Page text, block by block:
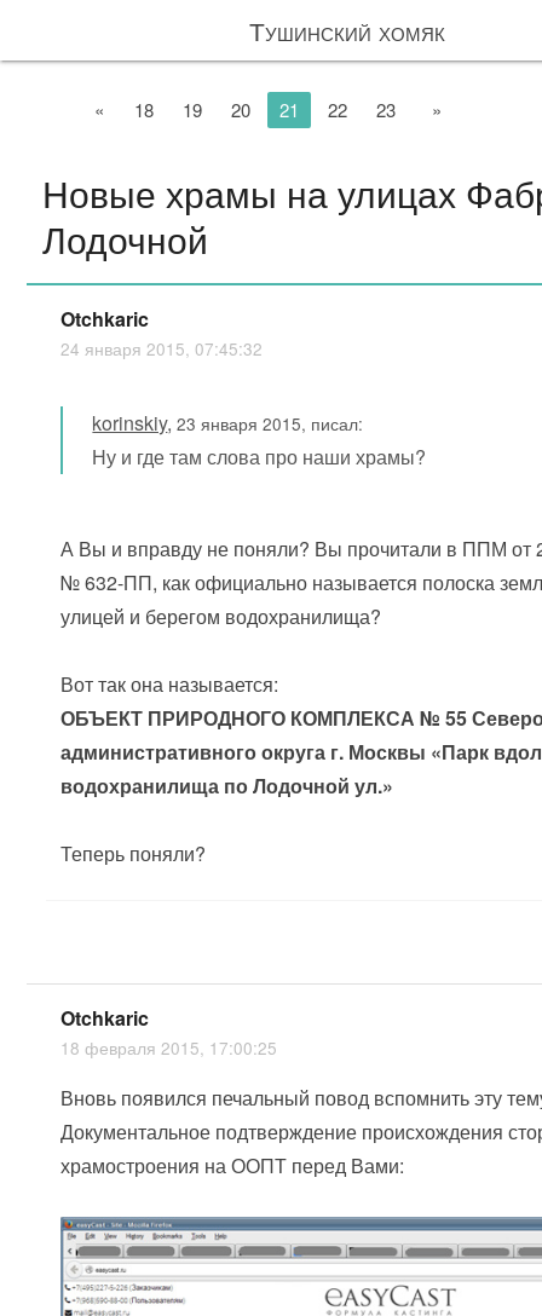
Тушинский хомяк
« 18 19 20 21 22 23 »
Новые храмы на улицах
Лодочной
Otchkaric
24 января 2015, 07:45:32
korinskiy,23 января 2015, писал:
Ну и где там слова про наши храмы?
А Вы и вправду не поняли? Вы прочитали в ППМ от
№ 632-ПП, как официально называется полоска
улицей и берегом водохранилища?
Вот так она называется:
ОБЪЕКТ ПРИРОДНОГО КОМПЛЕКСА № 55
административного округа г. Москвы «Парк
водохранилища по Лодочной ул.»
Теперь поняли?
Otchkaric
18 февраля 2015, 17:00:25
Вновь появился печальный повод вспомнить эту
Документальное подтверждение происхождения
храмостроения на ООПТ перед Вами: